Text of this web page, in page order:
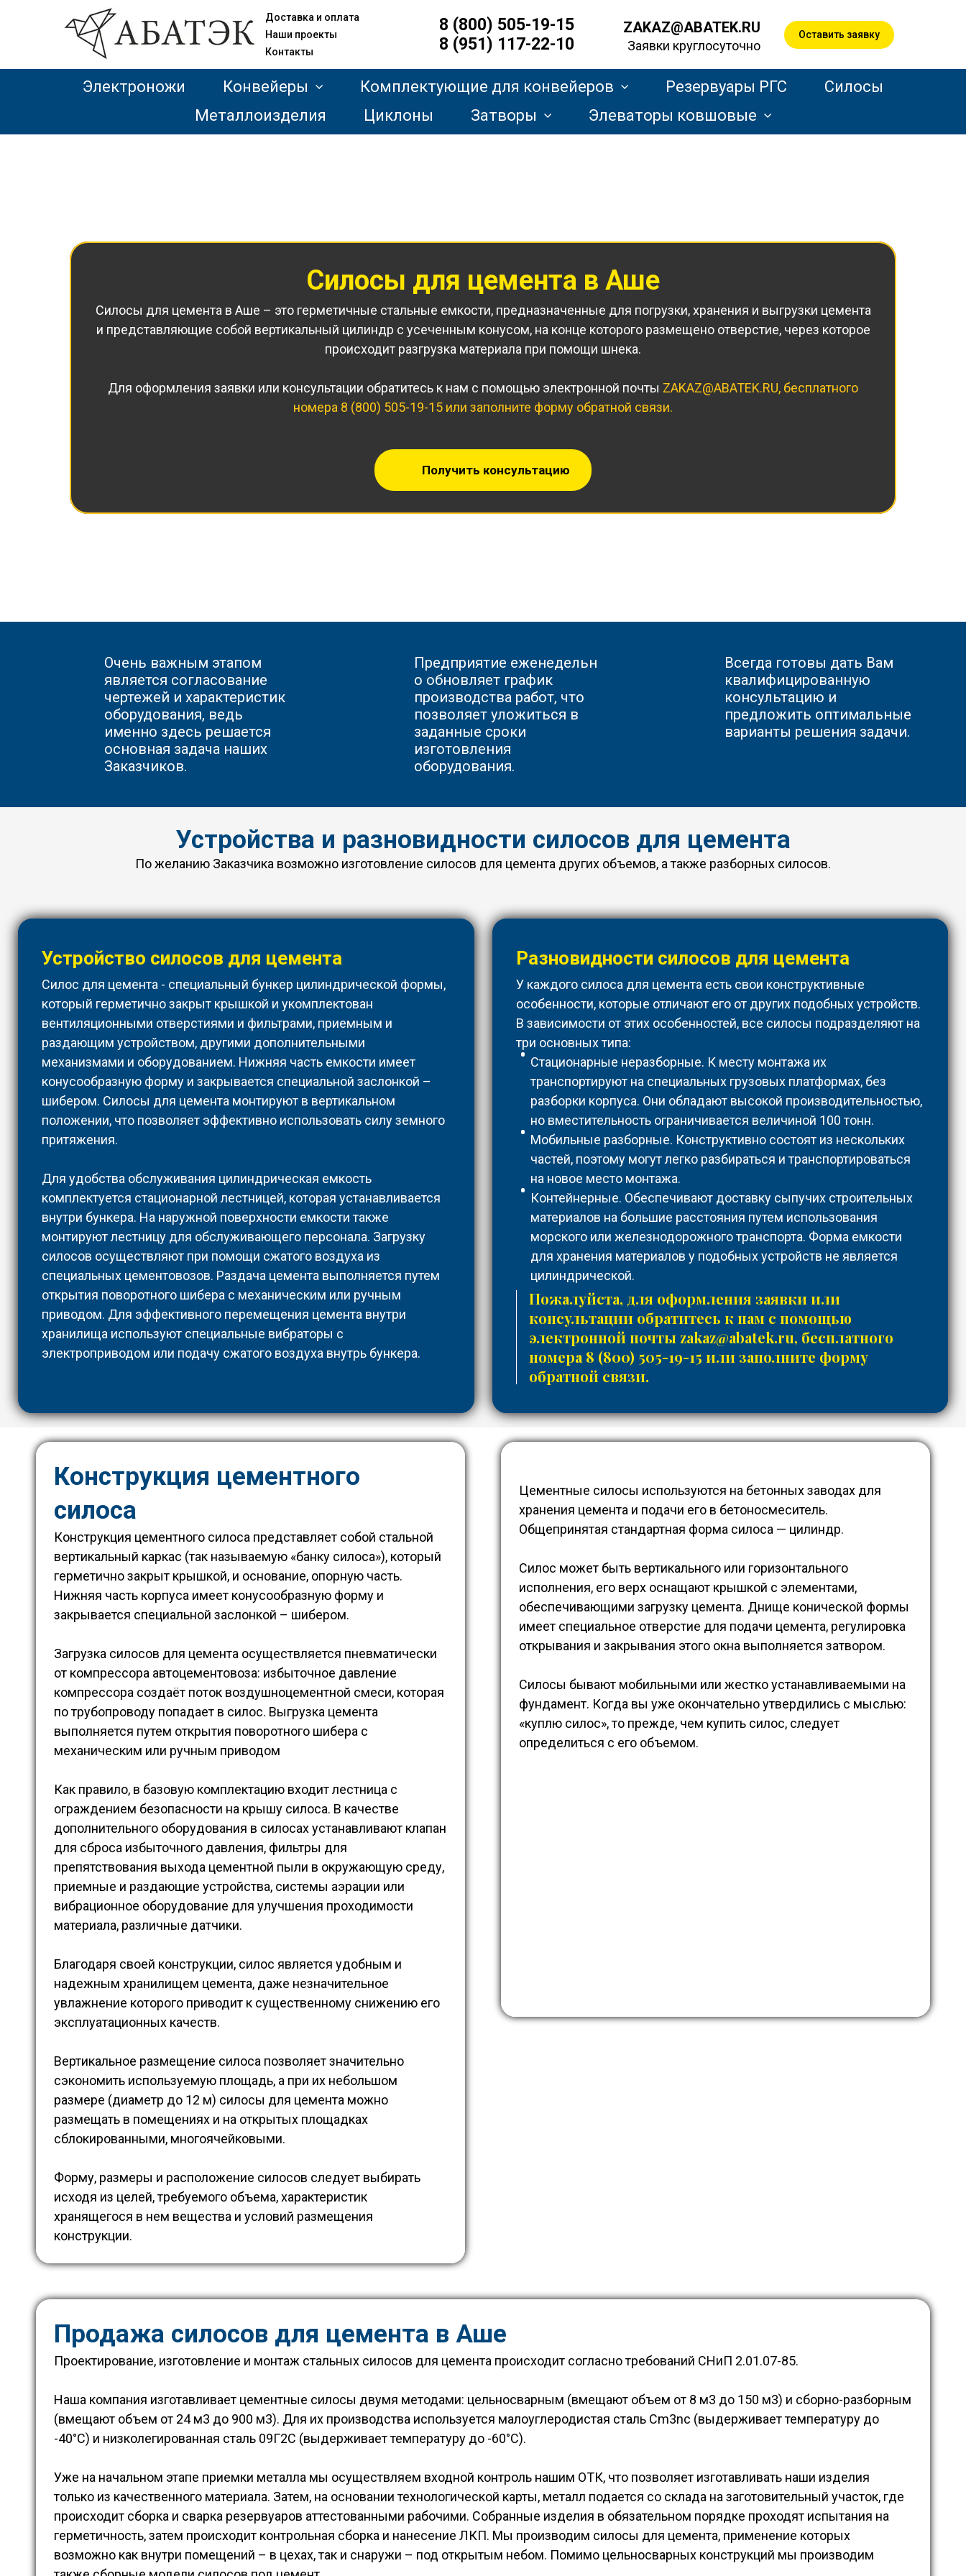
Доставка и оплата
Наши проекты
Контакты
8 (800) 505-19-15
8 (951) 117-22-10
ZAKAZ@ABATEK.RU
Заявки круглосуточно
Оставить заявку
Электроножи Конвейеры Комплектующие для конвейеров Резервуары РГС
Силосы
Металлоизделия
Циклоны Затворы Элеваторы ковшовые
Силосы для цемента в Аше
Силосы для цемента в Аше – это герметичные стальные емкости, предназначенные для погрузки, хранения и выгрузки цемента
и представляющие собой вертикальный цилиндр с усеченным конусом, на конце которого размещено отверстие, через которое
происходит разгрузка материала при помощи шнека.
Для оформления заявки или консультации обратитесь к нам с помощью электронной почты ZAKAZ@ABATEK.RU, бесплатного
номера 8 (800) 505-19-15 или заполните форму обратной связи.
Получить консультацию
Очень важным этапом
является согласование
чертежей и характеристик
оборудования, ведь
именно здесь решается
основная задача наших
Заказчиков.
Предприятие еженедельн
о обновляет график
производства работ, что
позволяет уложиться в
заданные сроки
изготовления
оборудования.
Всегда готовы дать Вам
квалифицированную
консультацию и
предложить оптимальные
варианты решения задачи.
Устройства и разновидности силосов для цемента
По желанию Заказчика возможно изготовление силосов для цемента других объемов, а также разборных силосов.
Устройство силосов для цемента
Силос для цемента - специальный бункер цилиндрической формы,
который герметично закрыт крышкой и укомплектован
вентиляционными отверстиями и фильтрами, приемным и
раздающим устройством, другими дополнительными
механизмами и оборудованием. Нижняя часть емкости имеет
конусообразную форму и закрывается специальной заслонкой –
шибером. Силосы для цемента монтируют в вертикальном
положении, что позволяет эффективно использовать силу земного
притяжения.
Для удобства обслуживания цилиндрическая емкость
комплектуется стационарной лестницей, которая устанавливается
внутри бункера. На наружной поверхности емкости также
монтируют лестницу для обслуживающего персонала. Загрузку
силосов осуществляют при помощи сжатого воздуха из
специальных цементовозов. Раздача цемента выполняется путем
открытия поворотного шибера с механическим или ручным
приводом. Для эффективного перемещения цемента внутри
хранилища используют специальные вибраторы с
электроприводом или подачу сжатого воздуха внутрь бункера.
Разновидности силосов для цемента
У каждого силоса для цемента есть свои конструктивные
особенности, которые отличают его от других подобных устройств.
В зависимости от этих особенностей, все силосы подразделяют на
три основных типа:
Стационарные неразборные. К месту монтажа их
транспортируют на специальных грузовых платформах, без
разборки корпуса. Они обладают высокой производительностью,
но вместительность ограничивается величиной 100 тонн.
Мобильные разборные. Конструктивно состоят из нескольких
частей, поэтому могут легко разбираться и транспортироваться
на новое место монтажа.
Контейнерные. Обеспечивают доставку сыпучих строительных
материалов на большие расстояния путем использования
морского или железнодорожного транспорта. Форма емкости
для хранения материалов у подобных устройств не является
цилиндрической.
Пожалуйста, для оформления заявки или
консультации обратитесь к нам с помощью
электронной почты zakaz@abatek.ru, бесплатного
номера 8 (800) 505-19-15 или заполните форму
обратной связи.
Конструкция цементного
силоса
Конструкция цементного силоса представляет собой стальной
вертикальный каркас (так называемую «банку силоса»), который
герметично закрыт крышкой, и основание, опорную часть.
Нижняя часть корпуса имеет конусообразную форму и
закрывается специальной заслонкой – шибером.
Загрузка силосов для цемента осуществляется пневматически
от компрессора автоцементовоза: избыточное давление
компрессора создаёт поток воздушноцементной смеси, которая
по трубопроводу попадает в силос. Выгрузка цемента
выполняется путем открытия поворотного шибера с
механическим или ручным приводом
Как правило, в базовую комплектацию входит лестница с
ограждением безопасности на крышу силоса. В качестве
дополнительного оборудования в силосах устанавливают клапан
для сброса избыточного давления, фильтры для
препятствования выхода цементной пыли в окружающую среду,
приемные и раздающие устройства, системы аэрации или
вибрационное оборудование для улучшения проходимости
материала, различные датчики.
Благодаря своей конструкции, силос является удобным и
надежным хранилищем цемента, даже незначительное
увлажнение которого приводит к существенному снижению его
эксплуатационных качеств.
Вертикальное размещение силоса позволяет значительно
сэкономить используемую площадь, а при их небольшом
размере (диаметр до 12 м) силосы для цемента можно
размещать в помещениях и на открытых площадках
сблокированными, многоячейковыми.
Форму, размеры и расположение силосов следует выбирать
исходя из целей, требуемого объема, характеристик
хранящегося в нем вещества и условий размещения
конструкции.
Цементные силосы используются на бетонных заводах для
хранения цемента и подачи его в бетоносмеситель.
Общепринятая стандартная форма силоса — цилиндр.
Силос может быть вертикального или горизонтального
исполнения, его верх оснащают крышкой с элементами,
обеспечивающими загрузку цемента. Днище конической формы
имеет специальное отверстие для подачи цемента, регулировка
открывания и закрывания этого окна выполняется затвором.
Силосы бывают мобильными или жестко устанавливаемыми на
фундамент. Когда вы уже окончательно утвердились с мыслью:
«куплю силос», то прежде, чем купить силос, следует
определиться с его объемом.
Продажа силосов для цемента в Аше
Проектирование, изготовление и монтаж стальных силосов для цемента происходит согласно требований СНиП 2.01.07-85.
Наша компания изготавливает цементные силосы двумя методами: цельносварным (вмещают объем от 8 м3 до 150 м3) и сборно-разборным
(вмещают объем от 24 м3 до 900 м3). Для их производства используется малоуглеродистая сталь Cm3nc (выдерживает температуру до
-40°С) и низколегированная сталь 09Г2С (выдерживает температуру до -60°С).
Уже на начальном этапе приемки металла мы осуществляем входной контроль нашим ОТК, что позволяет изготавливать наши изделия
только из качественного материала. Затем, на основании технологической карты, металл подается со склада на заготовительный участок, где
происходит сборка и сварка резервуаров аттестованными рабочими. Собранные изделия в обязательном порядке проходят испытания на
герметичность, затем происходит контрольная сборка и нанесение ЛКП. Мы производим силосы для цемента, применение которых
возможно как внутри помещений – в цехах, так и снаружи – под открытым небом. Помимо цельносварных конструкций мы производим